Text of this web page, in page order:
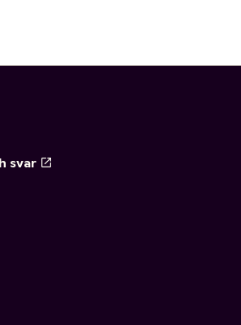
svar